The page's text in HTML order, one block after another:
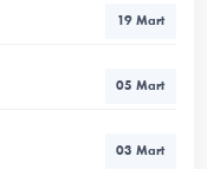
19 Mart
05 Mart
03 Mart